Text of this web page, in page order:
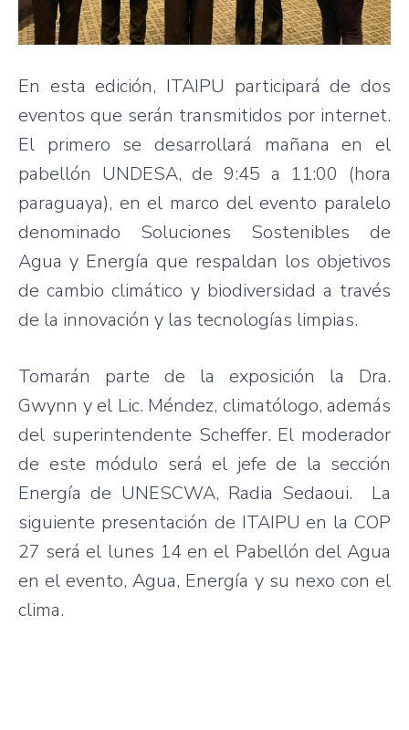
En esta edición, ITAIPU participará de dos
eventos que serán transmitidos por internet.
El primero se desarrollará mañana en el
pabellón UNDESA, de 9:45 a 11:00 (hora
paraguaya), en el marco del evento paralelo
denominado Soluciones Sostenibles de
Agua y Energía que respaldan los objetivos
de cambio climático y biodiversidad a través
de la innovación y las tecnologías limpias.
Tomarán parte de la exposición la Dra.
Gwynn y el Lic. Méndez, climatólogo, además
del superintendente Scheffer. El moderador
de este módulo será el jefe de la sección
Energía de UNESCWA, Radia Sedaoui. La
siguiente presentación de ITAIPU en la COP
27 será el lunes 14 en el Pabellón del Agua
en el evento, Agua, Energía y su nexo con el
clima.